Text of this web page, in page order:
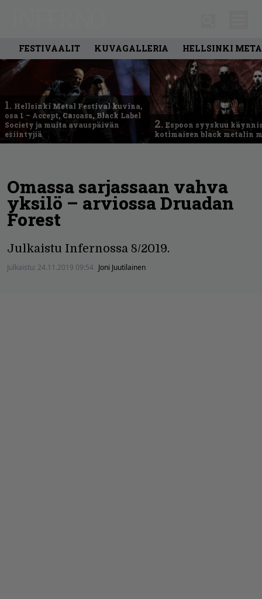
FESTIVAALIT KUVAGALLERIA HELLSINKI
1. Hellsinki Metal Festival kuvina,
osa 1 – Accept, Carcass, Black Label
Society ja muita avauspäivän
esiintyjiä
2. Espoon syyskuu
kotimaisen black metalin
Omassa sarjassaan vahva
yksilö – arviossa Druadan
Forest
Julkaistu Infernossa 8/2019.
Julkaistu: 24.11.2019 09:54 Joni Juutilainen